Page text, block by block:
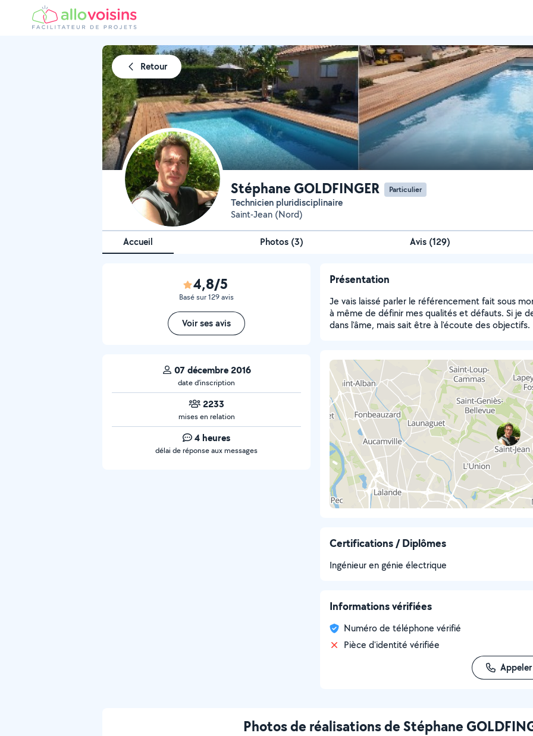
Retour
Stéphane GOLDFINGER Particulier
Technicien pluridisciplinaire
Saint-Jean (Nord)
Accueil Photos (3) Avis (129)
4,8/5
Basé sur 129 avis
Voir ses avis
07 décembre 2016
date d’inscription
2233
mises en relation
4 heures
délai de réponse aux messages
Présentation
Je vais laissé parler le référencement fait sous
à même de définir mes qualités et défauts. Si je
dans l'âme, mais sait être à l'écoute des objectifs.
Certifications / Diplômes
Ingénieur en génie électrique
Informations vérifiées
Numéro de téléphone vérifié
Pièce d'identité vérifiée
Appeler
Photos de réalisations de Stéphane